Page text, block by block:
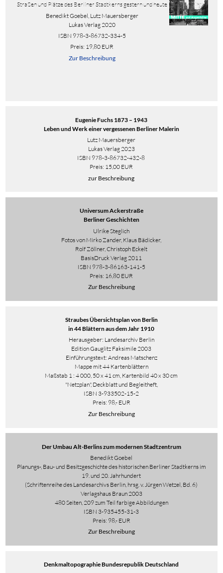
Straßen und Plätze des Berliner Stadtkerns gestern und heute
Benedikt Goebel, Lutz Mauersberger
Lukas Verlag 2020
ISBN 978-3-86732-334-5
Preis: 19,80 EUR
Zur Beschreibung
Eugenie Fuchs 1873 – 1943
Leben und Werk einer vergessenen Berliner Malerin
Lutz Mauersberger
Lukas Verlag 2023
ISBN 978-3-86732-432-8
Preis: 15,00 EUR
zur Beschreibung
Universum Ackerstraße
Berliner Geschichten
Ulrike Steglich
Fotos von Mirko Zander, Klaus Bädicker,
Rolf Zöllner, Christoph Eckelt
BasisDruck Verlag 2011
ISBN 978-3-86163-141-5
Preis: 16,80 EUR
Zur Beschreibung
Straubes Übersichtsplan von Berlin
in 44 Blättern aus dem Jahr 1910
Herausgeber: Landesarchiv Berlin
Edition Gauglitz Faksimile 2003
Einführungstext: Andreas Matschenz
Mappe mit 44 Kartenblättern
Maßstab 1 : 4 000, 50 x 41 cm, Kartenbild 40 x 30 cm
"Netzplan", Deckblatt und Begleitheft,
ISBN 3-933502-15-2
Preis: 98,- EUR
Zur Beschreibung
Der Umbau Alt-Berlins zum modernen Stadtzentrum
Benedikt Goebel
Planungs-, Bau- und Besitzgeschichte des historischen Berliner Stadtkerns im
19. und 20. Jahrhundert
(Schriftenreihe des Landesarchivs Berlin, hrsg. v. Jürgen Wetzel, Bd. 6)
Verlagshaus Braun 2003
480 Seiten, 209 zum Teil farbige Abbildungen
ISBN 3-935455-31-3
Preis: 98,- EUR
Zur Beschreibung
Denkmaltopographie Bundesrepublik Deutschland